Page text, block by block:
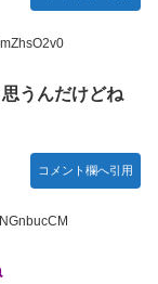
うんだけどね
コメント欄へ引用